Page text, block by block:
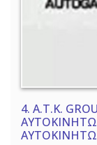
4. A.T.K.